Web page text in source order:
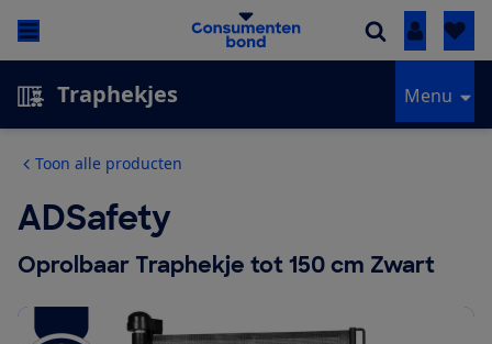
Inloggen
Traphekjes Menu
Toon alle producten
ADSafety
Oprolbaar Traphekje tot 150 cm Zwart